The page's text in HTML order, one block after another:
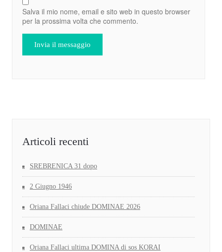
Salva il mio nome, email e sito web in questo browser
per la prossima volta che commento.
Articoli recenti
SREBRENICA 31 dopo
2 Giugno 1946
Oriana Fallaci chiude DOMINAE 2026
DOMINAE
Oriana Fallaci ultima DOMINA di sos KORAI